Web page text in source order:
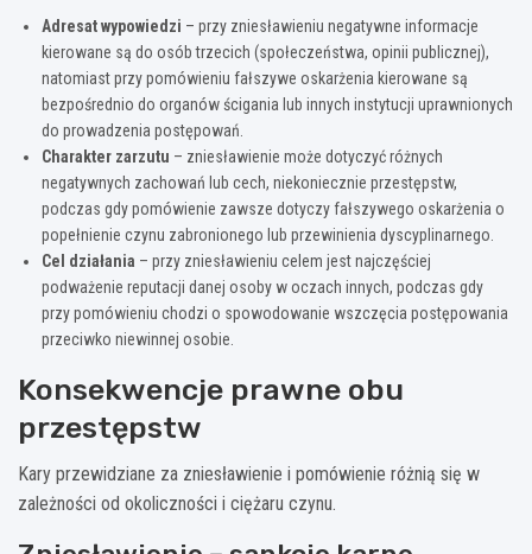
Adresat wypowiedzi – przy zniesławieniu negatywne informacje
kierowane są do osób trzecich (społeczeństwa, opinii publicznej),
natomiast przy pomówieniu fałszywe oskarżenia kierowane są
bezpośrednio do organów ścigania lub innych instytucji uprawnionych
do prowadzenia postępowań.
Charakter zarzutu – zniesławienie może dotyczyć różnych
negatywnych zachowań lub cech, niekoniecznie przestępstw,
podczas gdy pomówienie zawsze dotyczy fałszywego oskarżenia o
popełnienie czynu zabronionego lub przewinienia dyscyplinarnego.
Cel działania – przy zniesławieniu celem jest najczęściej
podważenie reputacji danej osoby w oczach innych, podczas gdy
przy pomówieniu chodzi o spowodowanie wszczęcia postępowania
przeciwko niewinnej osobie.
Konsekwencje prawne obu
przestępstw
Kary przewidziane za zniesławienie i pomówienie różnią się w
zależności od okoliczności i ciężaru czynu.